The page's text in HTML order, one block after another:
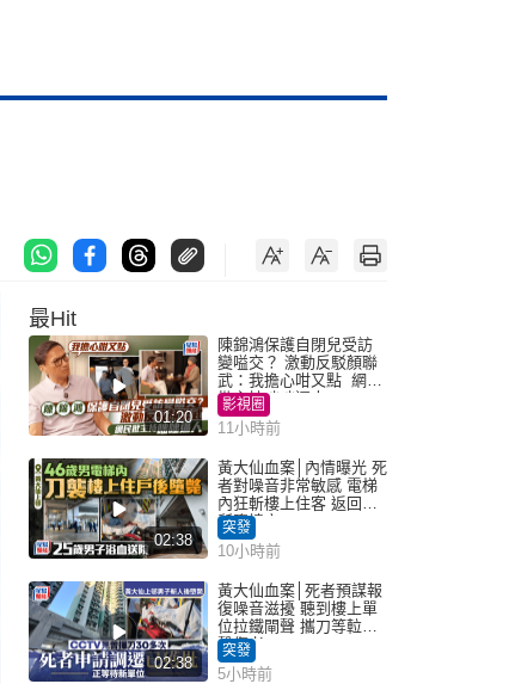
最Hit
01:20
陳錦鴻保護自閉兒受訪
變嗌交？ 激動反駁顏聯
武：我擔心咁又點 網民
批主持咄咄逼人
影視圈
11小時前
02:38
黃大仙血案│內情曝光 死
者對噪音非常敏感 電梯
內狂斬樓上住客 返回住
所墮樓亡
突發
10小時前
02:38
黃大仙血案│死者預謀報
復噪音滋擾 聽到樓上單
位拉鐵閘聲 攜刀等𨋢伏
擊傷者
突發
5小時前